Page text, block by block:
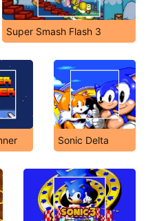
Super Smash Flash 3
Sonic Delta